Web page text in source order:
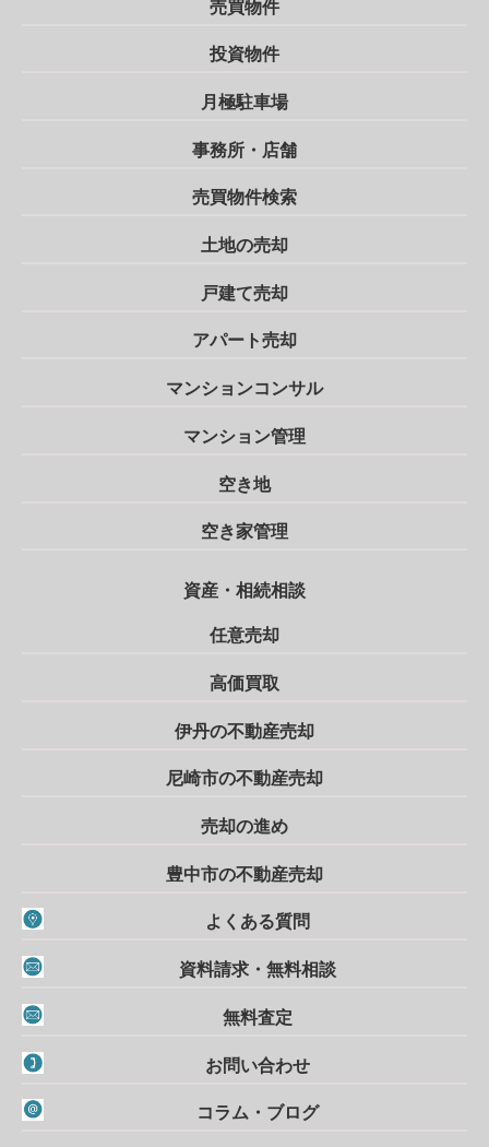
売買物件
投資物件
月極駐車場
事務所・店舗
売買物件検索
土地の売却
戸建て売却
アパート売却
マンションコンサル
マンション管理
空き地
空き家管理
資産・相続相談
任意売却
高価買取
伊丹の不動産売却
尼崎市の不動産売却
売却の進め
豊中市の不動産売却
よくある質問
資料請求・無料相談
無料査定
お問い合わせ
コラム・ブログ